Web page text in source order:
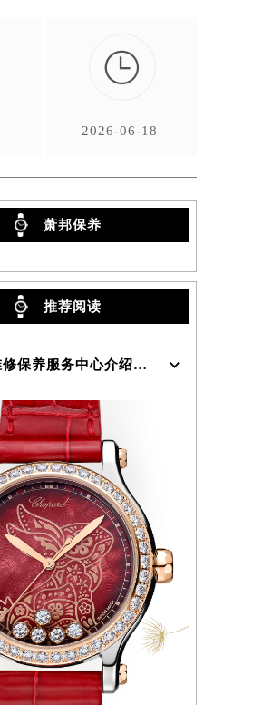

2026-06-18
萧邦保养
推荐阅读
萧邦维修保养服务中心介绍 | Chopard